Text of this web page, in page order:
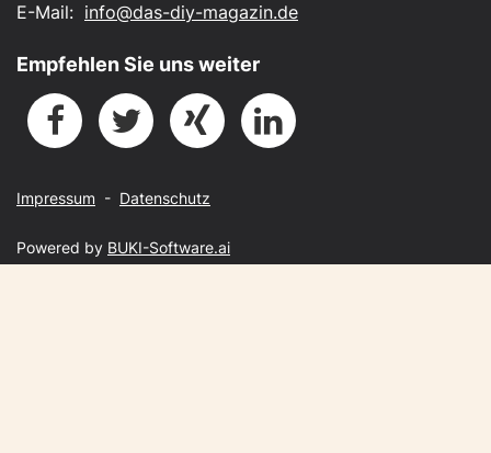
E-Mail: info@das-diy-magazin.de
Empfehlen Sie uns weiter
Impressum - Datenschutz
Powered by BUKI-Software.ai